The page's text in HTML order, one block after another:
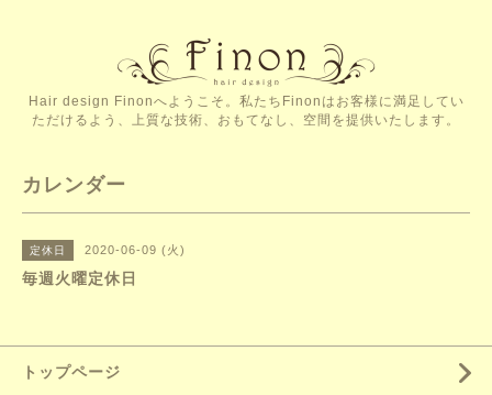
Hair design Finonへようこそ。私たちFinonはお客様に満足してい
ただけるよう、上質な技術、おもてなし、空間を提供いたします。
カレンダー
定休日 2020-06-09 (火)
毎週火曜定休日
トップページ